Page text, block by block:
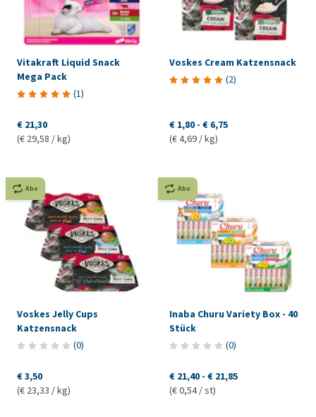
Vitakraft Liquid Snack
Mega Pack
(1)
€ 21,30
(€ 29,58 / kg)
Voskes Cream Katzensnack
(2)
€ 1,80 - € 6,75
(€ 4,69 / kg)
Abo
Voskes Jelly Cups
Katzensnack
(0)
€ 3,50
(€ 23,33 / kg)
Abo
Inaba Churu Variety Box - 40
Stück
(0)
€ 21,40 - € 21,85
(€ 0,54 / st)